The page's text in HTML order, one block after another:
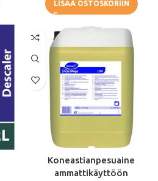
LISÄÄ OSTOSKORIIN
Koneastianpesuaine
ammattikäyttöön